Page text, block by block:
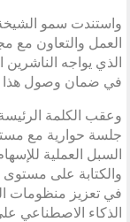
واستندت سمو
العمل والتعاون مع
الذي يواجه الناشرين
في ضمان وصول هذا
وعقب الكلمة
جلسة حوارية مع
السبل العملية
والكتابة على
في تعزيز منظومات
الذكاء الاصطناعي